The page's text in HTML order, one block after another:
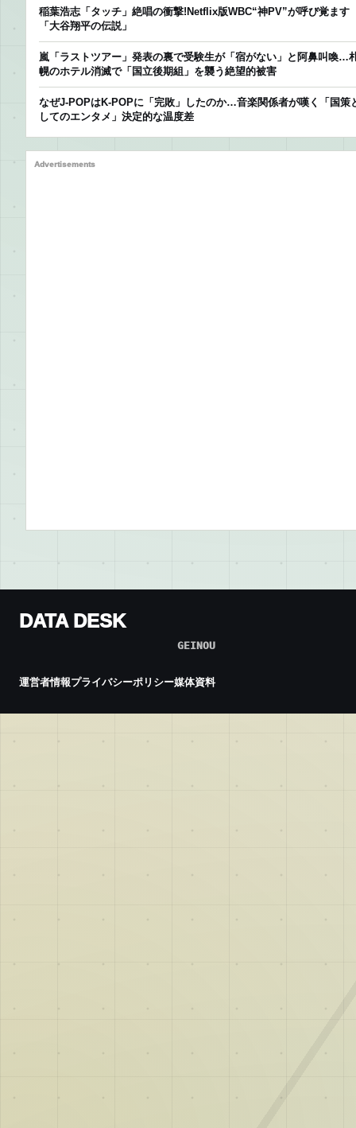
稲葉浩志「タッチ」絶唱の衝撃!Netflix版WBC“神PV”が呼び覚ます
「大谷翔平の伝説」
嵐「ラストツアー」発表の裏で受験生が「宿がない」と阿鼻叫喚…
幌のホテル消滅で「国立後期組」を襲う絶望的被害
なぜJ-POPはK-POPに「完敗」したのか…音楽関係者が嘆く「国策
してのエンタメ」決定的な温度差
Advertisements
DATA DESK
GEINOU
運営者情報プライバシーポリシー媒体資料